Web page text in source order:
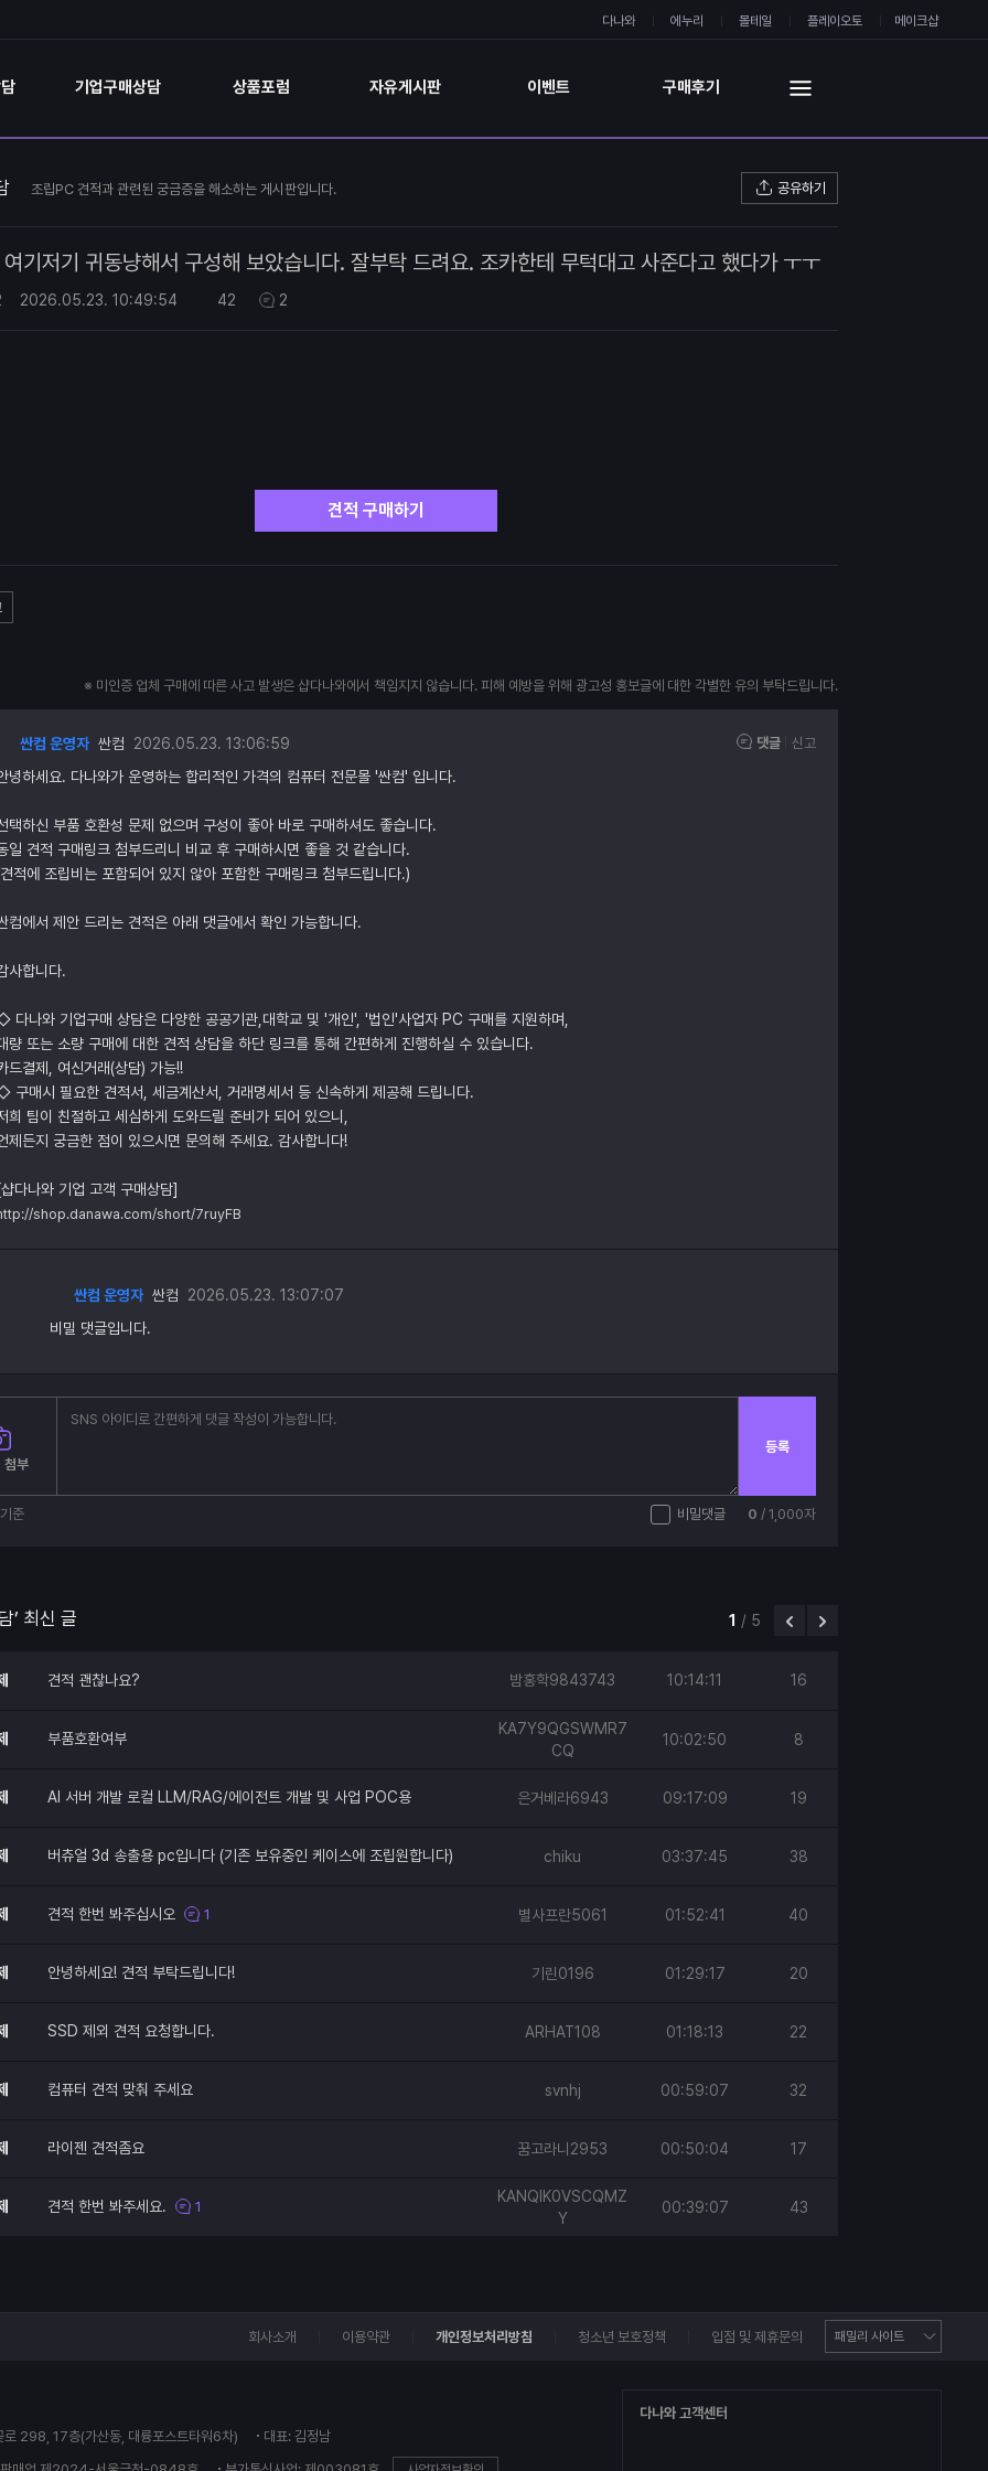
다나와 에누리 몰테일 플레이오토 메이크샵
기업구매상담 상품포럼 자유게시판 이벤트 구매후기
조립PC 견적과 관련된 궁금증을 해소하는 게시판입니다. 공유하기
여기저기 귀동냥해서 구성해 보았습니다. 잘부탁 드려요. 조카한테 무턱대고 사준다고 했다가 ㅜㅜ
2026.05.23. 10:49:54 42 2
견적 구매하기
※ 미인증 업체 구매에 따른 사고 발생은 샵다나와에서 책임지지 않습니다. 피해 예방을 위해 광고성 홍보글에 대한 각별한 유의 부탁드립니다.
싼컴 운영자 싼컴 2026.05.23. 13:06:59 댓글 신고
녕하세요. 다나와가 운영하는 합리적인 가격의 컴퓨터 전문몰 '싼컴' 입니다.
택하신 부품 호환성 문제 없으며 구성이 좋아 바로 구매하셔도 좋습니다.
일 견적 구매링크 첨부드리니 비교 후 구매하시면 좋을 것 같습니다.
적에 조립비는 포함되어 있지 않아 포함한 구매링크 첨부드립니다.)
컴에서 제안 드리는 견적은 아래 댓글에서 확인 가능합니다.
사합니다.
다나와 기업구매 상담은 다양한 공공기관,대학교 및 '개인', '법인'사업자 PC 구매를 지원하며,
량 또는 소량 구매에 대한 견적 상담을 하단 링크를 통해 간편하게 진행하실 수 있습니다.
드결제, 여신거래(상담) 가능!!
구매시 필요한 견적서, 세금계산서, 거래명세서 등 신속하게 제공해 드립니다.
희 팀이 친절하고 세심하게 도와드릴 준비가 되어 있으니,
제든지 궁금한 점이 있으시면 문의해 주세요. 감사합니다!
다나와 기업 고객 구매상담]
shop.danawa.com/short/7ruyFB
싼컴 운영자 싼컴
2026.05.23. 13:07:07
비밀 댓글입니다.
첨부
등록
준 비밀댓글 0 / 1,000자
’ 최신 글 1 / 5
견적 괜찮나요? 밤홍학9843743 10:14:11 16
부품호환여부
KA7Y9QGSWMR7
CQ
10:02:50 8
AI 서버 개발 로컬 LLM/RAG/에이전트 개발 및 사업 POC용 은거베라6943 09:17:09 19
버츄얼 3d 송출용 pc입니다 (기존 보유중인 케이스에 조립원합니다) chiku 03:37:45 38
견적 한번 봐주십시오 1 별사프란5061 01:52:41 40
안녕하세요! 견적 부탁드립니다! 기린0196 01:29:17 20
SSD 제외 견적 요청합니다. ARHAT108 01:18:13 22
컴퓨터 견적 맞춰 주세요 svnhj 00:59:07 32
라이젠 견적좀요 꿈고라니2953 00:50:04 17
견적 한번 봐주세요. 1
KANQIK0VSCQMZ
Y
00:39:07 43
회사소개 이용약관 개인정보처리방침 청소년 보호정책 입점 및 제휴문의
298, 17층(가산동, 대륭포스트타워6차)
대표: 김정남
다나와 고객센터